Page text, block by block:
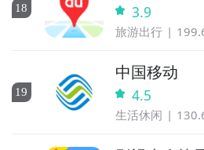
18 3.9
旅游出行
19
中国移动
4.5
生活休闲